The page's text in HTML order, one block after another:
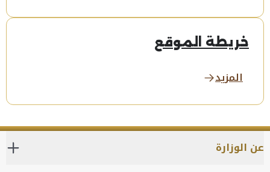
خريطة الموقع
المزيد
عن الوزارة